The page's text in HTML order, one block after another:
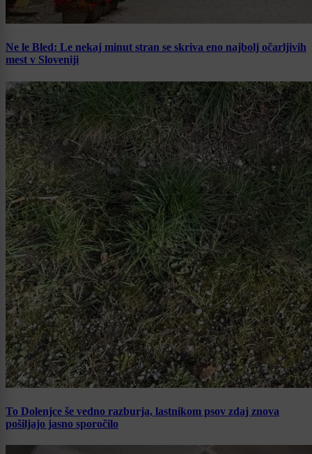
Ne le Bled: Le nekaj minut stran se skriva eno najbolj očarljivih
mest v Sloveniji
To Dolenjce še vedno razburja, lastnikom psov zdaj znova
pošiljajo jasno sporočilo